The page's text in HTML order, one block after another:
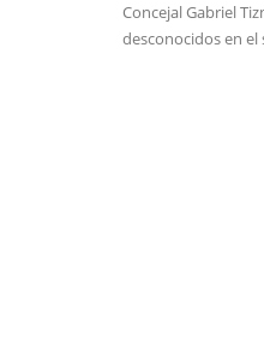
Concejal Gabriel
desconocidos en el